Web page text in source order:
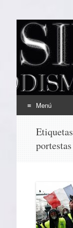
EL
Periodismo
Menú
contenidoportestas